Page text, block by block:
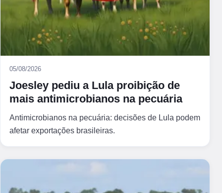
05/08/2026
Joesley pediu a Lula proibição de
mais antimicrobianos na pecuária
Antimicrobianos na pecuária: decisões de Lula podem
afetar exportações brasileiras.